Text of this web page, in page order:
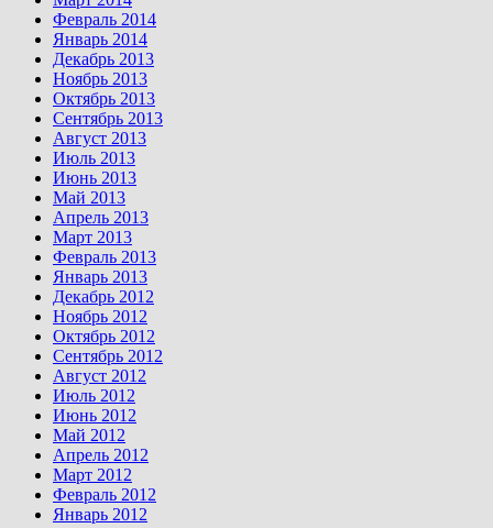
Февраль 2014
Январь 2014
Декабрь 2013
Ноябрь 2013
Октябрь 2013
Сентябрь 2013
Август 2013
Июль 2013
Июнь 2013
Май 2013
Апрель 2013
Март 2013
Февраль 2013
Январь 2013
Декабрь 2012
Ноябрь 2012
Октябрь 2012
Сентябрь 2012
Август 2012
Июль 2012
Июнь 2012
Май 2012
Апрель 2012
Март 2012
Февраль 2012
Январь 2012